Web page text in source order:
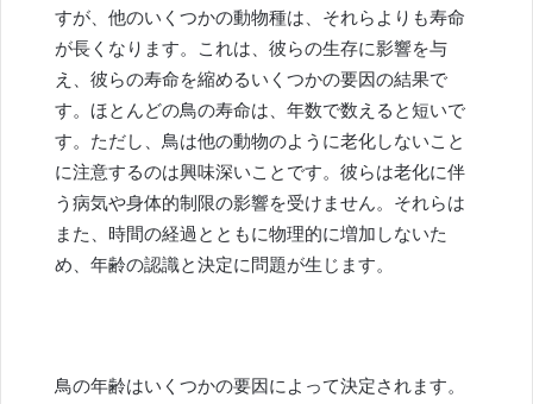
すが、他のいくつかの動物種は、それらよりも寿命
が長くなります。これは、彼らの生存に影響を与
え、彼らの寿命を縮めるいくつかの要因の結果で
す。ほとんどの鳥の寿命は、年数で数えると短いで
す。ただし、鳥は他の動物のように老化しないこと
に注意するのは興味深いことです。彼らは老化に伴
う病気や身体的制限の影響を受けません。それらは
また、時間の経過とともに物理的に増加しないた
め、年齢の認識と決定に問題が生じます。
鳥の年齢はいくつかの要因によって決定されます。